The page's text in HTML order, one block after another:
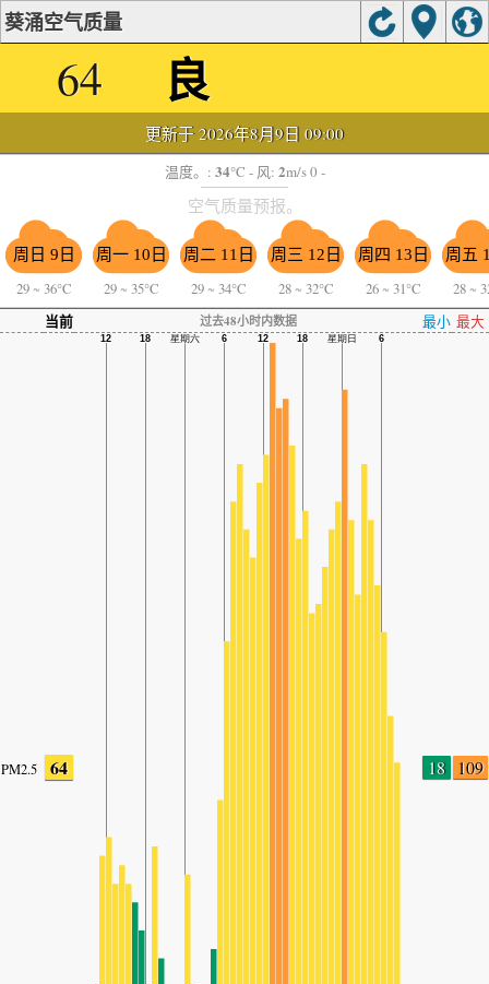
葵涌空气质量
64 良
更新于 2026年8月9日 09:00
温度。: 34°C - 风: 2m/s 0 -
空气质量预报。
周日 9日
29 ~ 36°C
周一 10日
29 ~ 35°C
周二 11日
29 ~ 34°C
周三 12日
28 ~ 32°C
周四 13日
26 ~ 31°C
周五
28 ~
当前
过去48小时内数据 最小 最大
PM2.5 64 18 109